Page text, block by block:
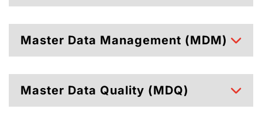
Master Data Management (MDM)
Master Data Quality (MDQ)